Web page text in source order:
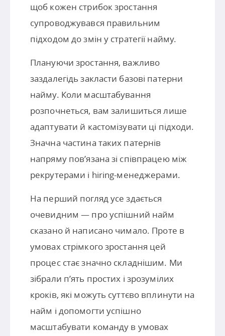
щоб кожен стрибок зростання
супроводжувався правильним
підходом до змін у стратегії найму.
Плануючи зростання, важливо
заздалегідь закласти базові патерни
найму. Коли масштабування
розпочнеться, вам залишиться лише
адаптувати й кастомізувати ці підходи.
Значна частина таких патернів
напряму пов’язана зі співпрацею між
рекрутерами і hiring-менеджерами.
На перший погляд усе здається
очевидним — про успішний найм
сказано й написано чимало. Проте в
умовах стрімкого зростання цей
процес стає значно складнішим. Ми
зібрали п’ять простих і зрозумілих
кроків, які можуть суттєво вплинути на
найм і допомогти успішно
масштабувати команду в умовах